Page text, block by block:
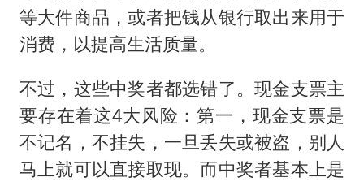
等大件商品，或者把钱从银行取出来用于
消费，以提高生活质量。
不过，这些中奖者都选错了。现金支票主
要存在着这4大风险：第一，现金支票是
不记名，不挂失，一旦丢失或被盗，别人
马上就可以直接取现。而中奖者基本上是